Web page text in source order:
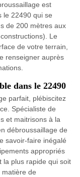
est
le 22490 qui se
de 200 mètres aux
Le
de votre terrain,
renseigner auprès
dans le 22490
parfait, plébiscitez
Spécialiste de
et maitrisons à la
débroussaillage de
savoir-faire inégalé
appropriés
la plus rapide qui soit
de